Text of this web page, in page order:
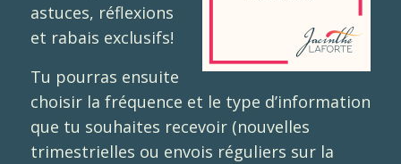
astuces, réflexions
et rabais exclusifs!
Tu pourras ensuite
choisir la fréquence et le type d’information
que tu souhaites recevoir (nouvelles
trimestrielles ou envois réguliers sur la